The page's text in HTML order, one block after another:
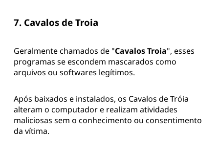
7. Cavalos de Troia
Geralmente chamados de "Cavalos Troia", esses
programas se escondem mascarados como
arquivos ou softwares legítimos.
Após baixados e instalados, os Cavalos de Tróia
alteram o computador e realizam atividades
maliciosas sem o conhecimento ou consentimento
da vítima.